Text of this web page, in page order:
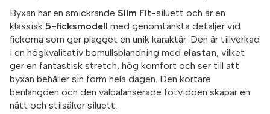
Byxan har en smickrande Slim Fit-siluett och är en
klassisk 5-ficksmodell med genomtänkta detaljer vid
fickorna som ger plagget en unik karaktär. Den är tillverkad
i en högkvalitativ bomullsblandning med elastan, vilket
ger en fantastisk stretch, hög komfort och ser till att
byxan behåller sin form hela dagen. Den kortare
benlängden och den välbalanserade fotvidden skapar en
nätt och stilsäker siluett.